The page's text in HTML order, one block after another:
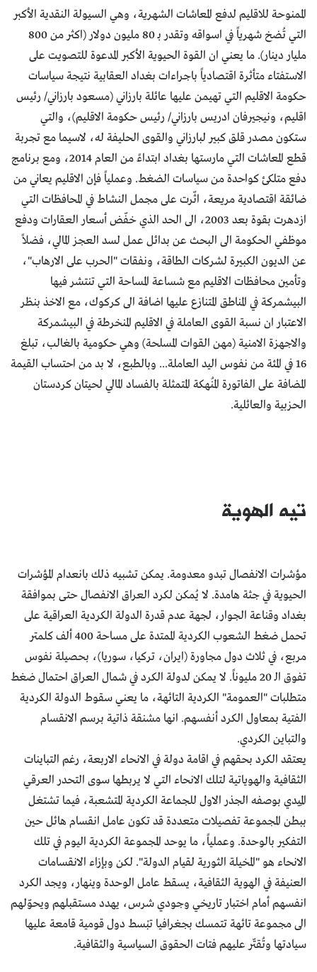
الممنوحة للاقليم لدفع المعاشات الشهرية، وهي السيولة النقدية الأكبر
التي تُضخ شهرياً في اسواقه وتقدر بـ 80 مليون دولار (اكثر من 800
مليار دينار). ما يعني ان القوة الحيوية الأكبر المدعوة للتصويت على
الاستفتاء متأثرة اقتصادياً باجراءات بغداد العقابية نتيجة سياسات
حكومة الاقليم التي تهيمن عليها عائلة بارزاني (مسعود بارزاني/ رئيس
اقليم، ونيجيرفان ادريس بارزاني/ رئيس حكومة الاقليم)، والتي
ستكون مصدر قلق كبير لبارزاني والقوى الحليفة له، لاسيما مع تجربة
قطع المعاشات التي مارستها بغداد ابتداءً من العام 2014، ومع برنامج
دفع متلكئ كواحدة من سياسات الضغط. وعملياً فإن الاقليم يعاني من
ضائقة اقتصادية مريعة، اثّرت على مجمل النشاط في المحافظات التي
ازدهرت بقوة بعد 2003، الى الحد الذي خفّض أسعار العقارات ودفع
موظفي الحكومة الى البحث عن بدائل عمل لسد العجز المالي، فضلاً
عن الديون الكبيرة لشركات الطاقة، ونفقات "الحرب على الارهاب"،
وتأمين محافظات الاقليم مع شساعة المساحة التي تنتشر فيها
البيشمركة في المناطق المتنازع عليها اضافة الى كركوك، مع الاخذ بنظر
الاعتبار ان نسبة القوى العاملة في الاقليم المنخرطة في البيشمركة
والاجهزة الامنية (مهن القوات المسلحة) وهي حكومية بالغالب، تبلغ
16 في المئة من نفوس اليد العاملة... وبالطبع، لا بد من احتساب القيمة
المضافة على الفاتورة المُنهكة المتمثلة بالفساد المالي لحيتان كردستان
الحزبية والعائلية.
تيه الهوية
مؤشرات الانفصال تبدو معدومة. يمكن تشبيه ذلك بانعدام المؤشرات
الحيوية في جثة هامدة. لا يُمكن لكرد العراق الانفصال حتى بموافقة
بغداد وقناعة الجوار، لجهة عدم قدرة الدولة الكردية العراقية على
تحمل ضغط الشعوب الكردية الممتدة على مساحة 400 ألف كلمتر
مربع، في ثلاث دول مجاورة (ايران، تركيا، سوريا)، بحصيلة نفوس
تفوق الـ 20 مليوناً. لا يمكن لدولة الكرد في شمال العراق احتمال ضغط
متطلبات "العمومة" الكردية التائهة، ما يعني سقوط الدولة الكردية
الفتية بمعاول الكرد أنفسهم. انها مشنقة ذاتية برسم الانقسام
والتباين الكردي.
يعتقد الكرد بحقهم في اقامة دولة في الانحاء الاربعة، رغم التباينات
الثقافية والهوياتية لتلك الانحاء التي لا يربطها سوى التحدر العرقي
المِيدي بوصفه الجذر الاول للجماعة الكردية المتشعبة، فيما تشتغل
ببطن المجموعة تفصيلات متعددة قد تكون عامل انقسام هائل حين
التفكير بالوحدة. وعملياً، ما يوحد المجموعة الكردية اليوم في تلك
الانحاء هو "المخيلة الثورية لقيام الدولة". لكن وبإزاء الانقسامات
العنيفة في الهوية الثقافية، يسقط عامل الوحدة وينهار، ويجد الكرد
انفسهم أمام اختبار تاريخي وجودي شرس، يهدد مستقبلهم ويحوّلهم
الى مجموعة تائهة تتمسك بجغرافيا تبْسط دول قومية قامعة عليها
سيادتها وتُقتّر عليهم فتات الحقوق السياسية والثقافية.